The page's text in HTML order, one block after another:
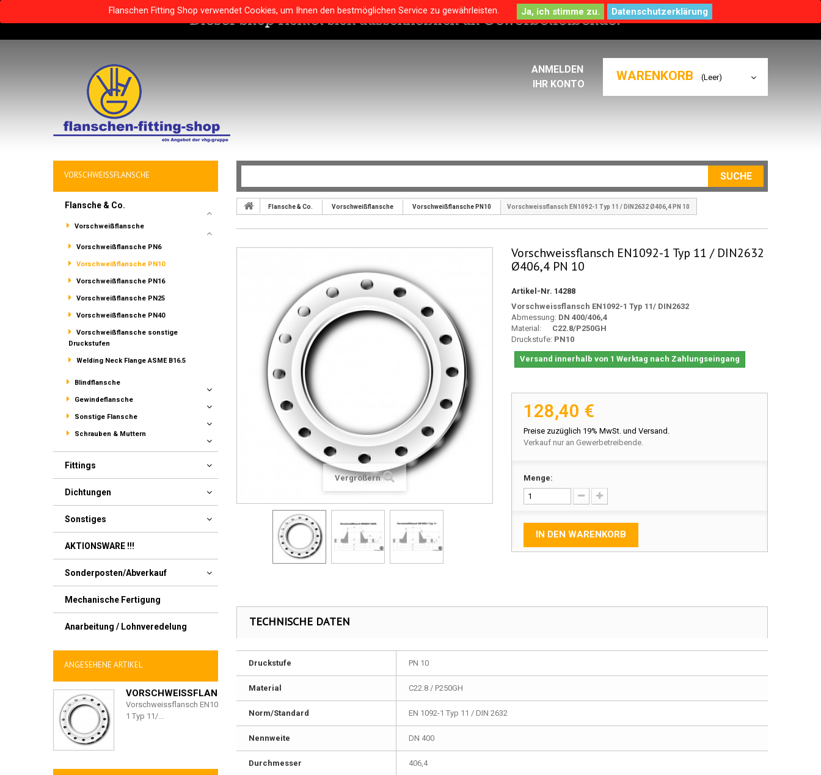
WARENKORB (Leer)
ANMELDEN
IHR KONTO
SUCHE
Flanschen Fitting Shop verwendet Cookies, um Ihnen den bestmöglichen Service zu gewährleisten. Datenschutzerklärung
VORSCHWEISSFLANSCHE
Flansche & Co.
Vorschweißflansche
Vorschweißflansche PN6
Vorschweißflansche PN10
Vorschweißflansche PN16
Vorschweißflansche PN25
Vorschweißflansche PN40
Vorschweißflansche sonstige
Druckstufen
Welding Neck Flange ASME B16.5
Blindflansche
Gewindeflansche
Sonstige Flansche
Schrauben & Muttern
Fittings
Dichtungen
Sonstiges
AKTIONSWARE !!!
Sonderposten/Abverkauf
Mechanische Fertigung
Anarbeitung / Lohnveredelung
ANGESEHENE ARTIKEL
VORSCHWEISSFLANSCH...
Vorschweissflansch EN1092-
1 Typ 11/...
Flansche & Co. Vorschweißflansche Vorschweißflansche PN10 Vorschweissflansch EN1092-1 Typ 11 / DIN2632 Ø406,4 PN 10
Vergrößern
Vorschweissflansch EN1092-1 Typ 11 / DIN2632
Ø406,4 PN 10
Artikel-Nr. 14288
Vorschweissflansch EN1092-1 Typ 11/ DIN2632
Abmessung: DN 400/406,4
Material: C22.8/P250GH
Druckstufe: PN10
Versand innerhalb von 1 Werktag nach Zahlungseingang
128,40 €
Preise zuzüglich 19% MwSt. und Versand.
Verkauf nur an Gewerbetreibende.
Menge:
IN DEN WARENKORB
TECHNISCHE DATEN
Druckstufe PN 10
Material C22.8 / P250GH
Norm/Standard EN 1092-1 Typ 11 / DIN 2632
Nennweite DN 400
Durchmesser 406,4